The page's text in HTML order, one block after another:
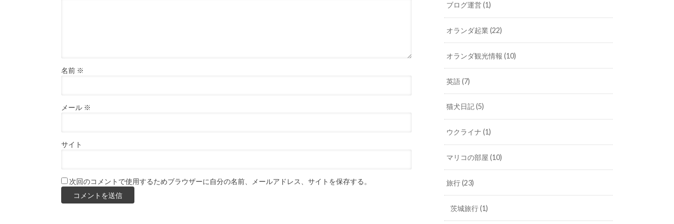
名前 ※
メール ※
サイト
次回のコメントで使用するためブラウザーに自分の名前、メールアドレス、サイトを保存する。
ブログ運営(1)
オランダ起業(22)
オランダ観光情報(10)
英語(7)
猫犬日記(5)
ウクライナ(1)
マリコの部屋(10)
旅行(23)
茨城旅行(1)